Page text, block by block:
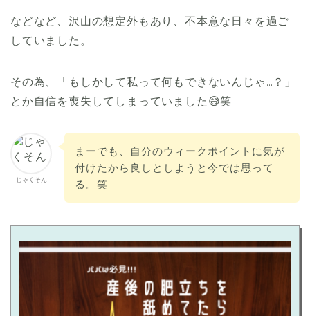
などなど、沢山の想定外もあり、不本意な日々を過ご
していました。
その為、「もしかして私って何もできないんじゃ…？」
とか自信を喪失してしまっていました😅笑
じゃくそん
まーでも、自分のウィークポイントに気が
付けたから良しとしようと今では思って
る。笑